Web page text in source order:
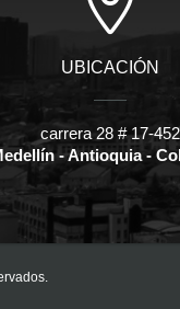
UBICACIÓN
carrera 28 # 17-452
- Antioquia -